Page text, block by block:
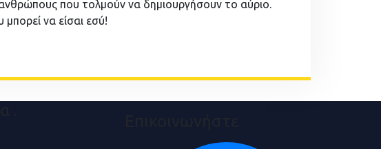
ανθρώπους που τολμούν να δημιουργήσουν το αύριο.
να είσαι εσύ!